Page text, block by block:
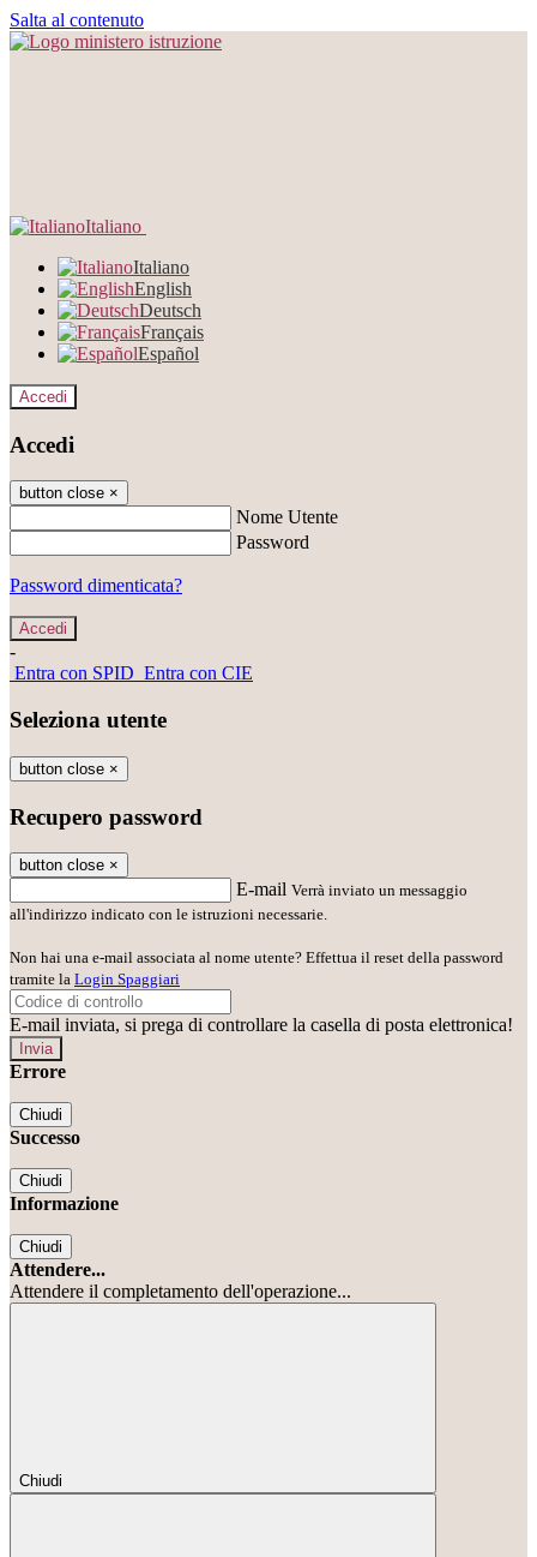
Salta al contenuto
Italiano
Italiano
English
Deutsch
Français
Español
Accedi
Accedi
button close ×
Nome Utente
Password
Password dimenticata?
-
Entra con SPID Entra con CIE
Seleziona utente
button close ×
Recupero password
button close ×
E-mail Verrà inviato un messaggio
all'indirizzo indicato con le istruzioni necessarie.
Non hai una e-mail associata al nome utente? Effettua il reset della password
tramite la Login Spaggiari
E-mail inviata, si prega di controllare la casella di posta elettronica!
Errore
Chiudi
Successo
Chiudi
Informazione
Chiudi
Attendere...
Attendere il completamento dell'operazione...
Chiudi